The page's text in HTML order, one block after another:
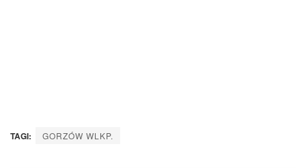
TAGI: GORZÓW WLKP.